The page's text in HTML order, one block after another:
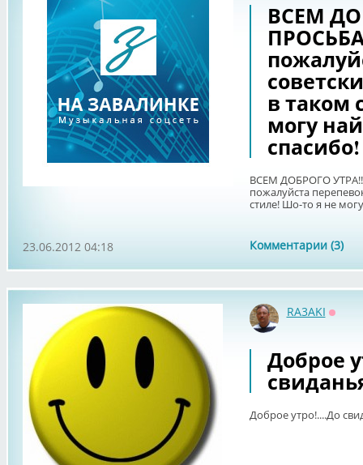
ВСЕМ
в таком
могу
спасибо!
ВСЕМ ДОБРОГО
пожалуйста
стиле! Шо-то я не
Комментарии (3)
23.06.2012 04:18
RA3AKI
Доброе
Доброе утро!....До